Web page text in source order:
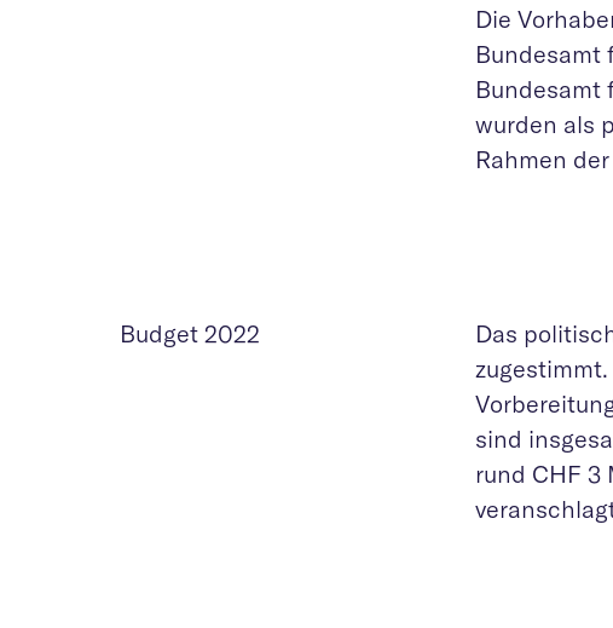
Die
Bundesamt
Bundesamt
wurden als
Rahmen
Budget 2022
Das
sind
rund CHF 3